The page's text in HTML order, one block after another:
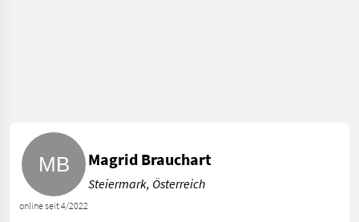
online seit 4/2022
Magrid Brauchart
Steiermark, Österreich